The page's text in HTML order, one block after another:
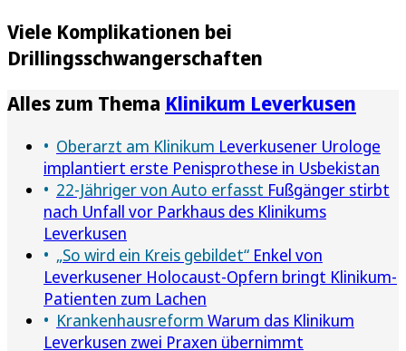
Viele Komplikationen bei
Drillingsschwangerschaften
Alles zum Thema Klinikum Leverkusen
Oberarzt am Klinikum Leverkusener Urologe
implantiert erste Penisprothese in Usbekistan
22-Jähriger von Auto erfasst Fußgänger stirbt
nach Unfall vor Parkhaus des Klinikums
Leverkusen
„So wird ein Kreis gebildet“ Enkel von
Leverkusener Holocaust-Opfern bringt Klinikum-
Patienten zum Lachen
Krankenhausreform Warum das Klinikum
Leverkusen zwei Praxen übernimmt